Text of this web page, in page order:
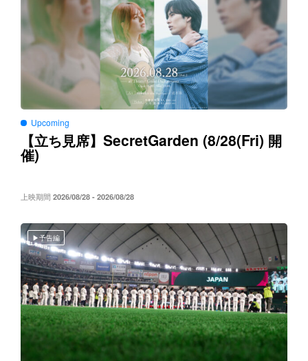
Upcoming
【立ち見席】 SecretGarden (8/28(Fri) 開
催)
上映期間 2026/08/28 - 2026/08/28
予告編